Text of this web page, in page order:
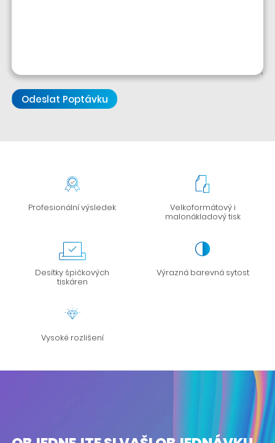
Profesionální výsledek Velkoformátový i
malonákladový tisk
Desítky špičkových
tiskáren
Výrazná barevná sytost
Vysoké rozlišení